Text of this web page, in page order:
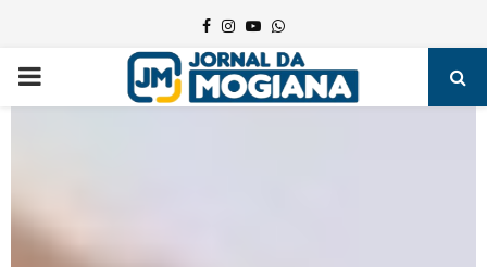
Facebook
Instagram
YoutubeWhatsapp
PRIMARY